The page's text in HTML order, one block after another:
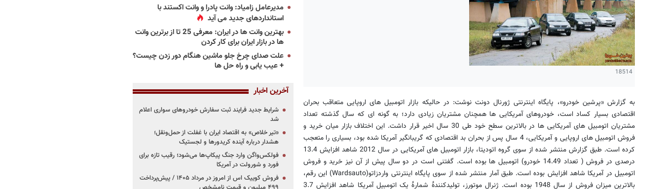
18514
به گزارش «پرشین خودرو»، پایگاه اینترنتی ژورنال دونت نوشت: در حالیکه بازار اتومبیل های اروپایی متعاقب بحران
اقتصادی بسیار کساد است، خودروهای آمریکایی ها همچنان مشتریان زیادی دارد؛ به گونه ای که سال گذشته تعداد
مشتریان اتومبیل های آمریکایی ها در بالاترین سطح خود طی 30 سال اخیر قرار داشت. این اختلاف بازار میان خرید و
فروش اتومبیل های اروپایی و آمریکایی، 4 سال پس از بحران بد اقتصادی که گریبانگیر آمریکا شده بود، بسیاری را متعجب
کرده است. طبق گزارش منتشر شده از سوی گروه اتودیتا، بازار اتومبیل های آمریکایی در سال 2012 شاهد افزایش 13.4
درصدی در فروش ( تعداد 14.49 خودرو) اتومبیل ها بوده است. گفتنی است در دو سال پیش از آن نیز خرید و فروش
اتومبیل در آمریکا شاهد افزایش بوده است. طبق آمار منتشر شده از سوی پایگاه اینترنتی واردزاتو(Wardsauto) این رقم،
بالاترین میزان فروش از سال 1948 بوده است. ژنرال موتورز، تولیدکنندۀ شمارۀ یک اتومبیل آمریکا شاهد افزایش 3.7
مدیرعامل زامیاد: وانت پادرا و وانت اکستند با
استانداردهای جدید می آید
بهترین وانت ها در ایران: معرفی 25 تا از برترین وانت
ها در بازار ایران برای کار کردن
علت صدای چرخ جلو ماشین هنگام دور زدن چیست؟
+ عیب یابی و راه حل ها
آخرین اخبار
شرایط جدید فرایند ثبت سفارش خودروهای سواری اعلام
شد
«تیر خلاص» به اقتصاد ایران با غفلت از حمل‌ونقل؛
هشدار درباره آینده کریدورها و لجستیک
فولکس‌واگن وارد جنگ پیکاپ‌ها می‌شود؛ رقیب تازه برای
فورد و شورولت در آمریکا
فروش کوییک اس از امروز در مرداد ۱۴۰۵ / پیش‌پرداخت